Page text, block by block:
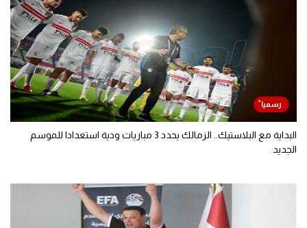
البداية مع البلاستيك.. الزمالك يحدد 3 مباريات ودية استعدادا للموسم
الجديد